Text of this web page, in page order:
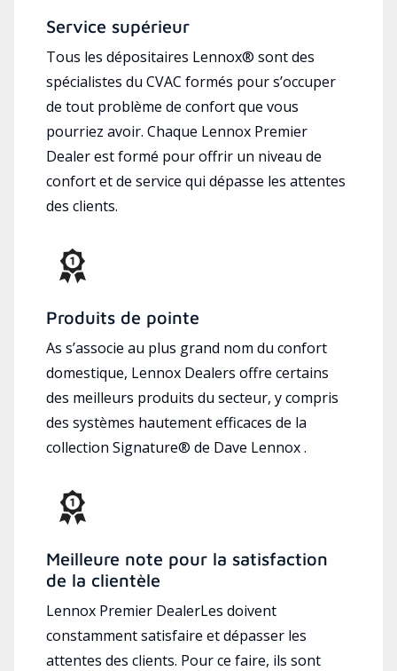
Service supérieur
Tous les dépositaires Lennox® sont des
spécialistes du CVAC formés pour s’occuper
de tout problème de confort que vous
pourriez avoir. Chaque Lennox Premier
Dealer est formé pour offrir un niveau de
confort et de service qui dépasse les attentes
des clients.
Produits de pointe
As s’associe au plus grand nom du confort
domestique, Lennox Dealers offre certains
des meilleurs produits du secteur, y compris
des systèmes hautement efficaces de la
collection Signature® de Dave Lennox .
Meilleure note pour la satisfaction
de la clientèle
Lennox Premier DealerLes doivent
constamment satisfaire et dépasser les
attentes des clients. Pour ce faire, ils sont